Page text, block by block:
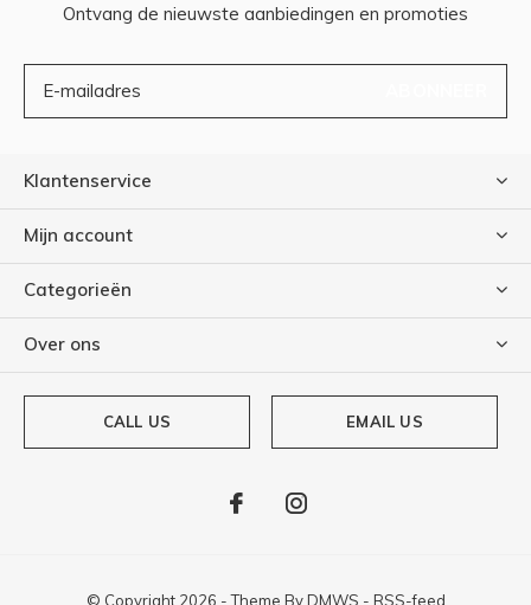
Ontvang de nieuwste aanbiedingen en promoties
Klantenservice
Mijn account
Categorieën
Over ons
CALL US EMAIL US
© Copyright 2026 - Theme ByDMWS - RSS-feed